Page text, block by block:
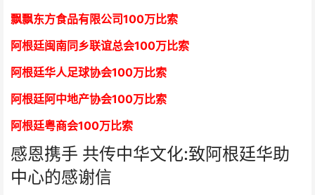
飘飘东方食品有限公司100万比索
阿根廷闽南同乡联谊总会100万比索
阿根廷华人足球协会100万比索
阿根廷阿中地产协会100万比索
阿根廷粤商会100万比索
感恩携手 共传中华文化:致阿根廷华助
中心的感谢信